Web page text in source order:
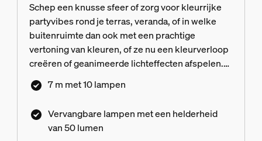
Schep een knusse sfeer of zorg voor kleurrijke
partyvibes rond je terras, veranda, of in welke
buitenruimte dan ook met een prachtige
vertoning van kleuren, of ze nu een kleurverloop
creëren of geanimeerde lichteffecten afspelen.
Deze verlenging kan worden gebruikt om twee
lichtslingers aan je stopcontact te kunnen
aansluiting. Het maakt het ook mogelijk om de
lichtslinger toe te voegen aan een opstelling met
7 m met 10 lampen
Vervangbare lampen met een helderheid
van 50 lumen